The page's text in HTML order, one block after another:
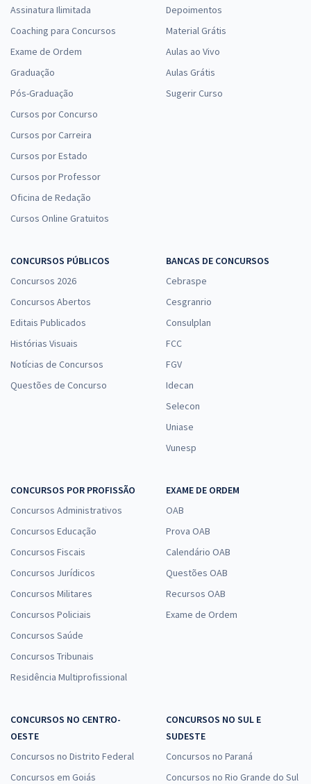
Assinatura Ilimitada
Coaching para Concursos
Exame de Ordem
Graduação
Pós-Graduação
Cursos por Concurso
Cursos por Carreira
Cursos por Estado
Cursos por Professor
Oficina de Redação
Cursos Online Gratuitos
Depoimentos
Material Grátis
Aulas ao Vivo
Aulas Grátis
Sugerir Curso
CONCURSOS PÚBLICOS
Concursos 2026
Concursos Abertos
Editais Publicados
Histórias Visuais
Notícias de Concursos
Questões de Concurso
BANCAS DE CONCURSOS
Cebraspe
Cesgranrio
Consulplan
FCC
FGV
Idecan
Selecon
Uniase
Vunesp
CONCURSOS POR PROFISSÃO
Concursos Administrativos
Concursos Educação
Concursos Fiscais
Concursos Jurídicos
Concursos Militares
Concursos Policiais
Concursos Saúde
Concursos Tribunais
Residência Multiprofissional
EXAME DE ORDEM
OAB
Prova OAB
Calendário OAB
Questões OAB
Recursos OAB
Exame de Ordem
CONCURSOS NO CENTRO-
OESTE
Concursos no Distrito Federal
Concursos em Goiás
CONCURSOS NO SUL E
SUDESTE
Concursos no Paraná
Concursos no Rio Grande do Sul